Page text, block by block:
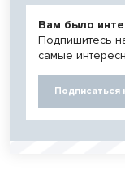
Вам было
Подпишитесь
самые
Подписаться